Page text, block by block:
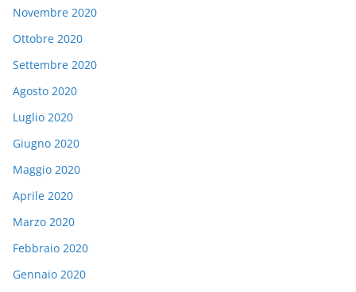
Novembre 2020
Ottobre 2020
Settembre 2020
Agosto 2020
Luglio 2020
Giugno 2020
Maggio 2020
Aprile 2020
Marzo 2020
Febbraio 2020
Gennaio 2020